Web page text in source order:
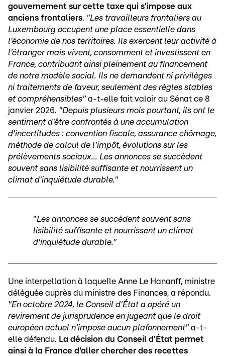
gouvernement sur cette taxe qui s'impose aux
anciens frontaliers. "Les travailleurs frontaliers au
Luxembourg occupent une place essentielle dans
l'économie de nos territoires. Ils exercent leur activité à
l'étranger mais vivent, consomment et investissent en
France, contribuant ainsi pleinement au financement
de notre modèle social. Ils ne demandent ni privilèges
ni traitements de faveur, seulement des règles stables
et compréhensibles" a-t-elle fait valoir au Sénat ce 8
janvier 2026. "Depuis plusieurs mois pourtant, ils ont le
sentiment d'être confrontés à une accumulation
d'incertitudes : convention fiscale, assurance chômage,
méthode de calcul de l'impôt, évolutions sur les
prélèvements sociaux... Les annonces se succèdent
souvent sans lisibilité suffisante et nourrissent un
climat d'inquiétude durable."
"Les annonces se succèdent souvent sans
lisibilité suffisante et nourrissent un climat
d'inquiétude durable."
Une interpellation à laquelle Anne Le Hananff, ministre
déléguée auprès du ministre des Finances, a répondu.
"En octobre 2024, le Conseil d'État a opéré un
revirement de jurisprudence en jugeant que le droit
européen actuel n'impose aucun plafonnement" a-t-
elle défendu. La décision du Conseil d'État permet
ainsi à la France d'aller chercher des recettes